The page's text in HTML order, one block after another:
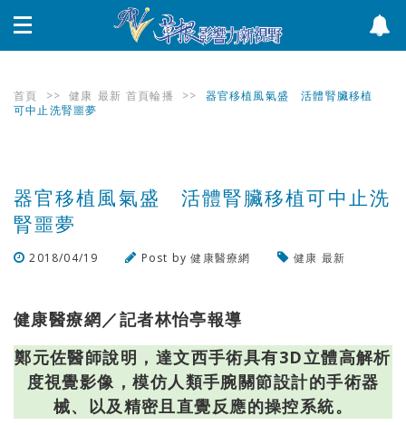
首頁 >> 健康 最新 首頁輪播 >>
器官移植風氣盛 活體腎臟移植
可中止洗腎噩夢
器官移植風氣盛 活體腎臟移植可中止洗
腎噩夢
2018/04/19 Post by健康醫療網 健康 最新
健康醫療網／記者林怡亭報導
鄭元佐醫師說明，達文西手術具有3D立體高解析
度視覺影像，模仿人類手腕關節設計的手術器
械、以及精密且直覺反應的操控系統。